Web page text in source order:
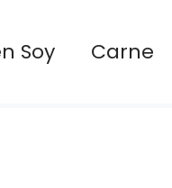
Soy Carne